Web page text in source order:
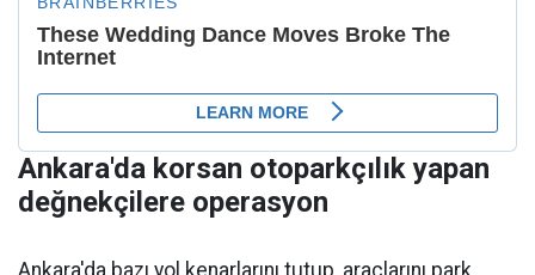
Ankara'da korsan otoparkçılık yapan
değnekçilere operasyon
Ankara'da bazı yol kenarlarını tutup, araçlarını park